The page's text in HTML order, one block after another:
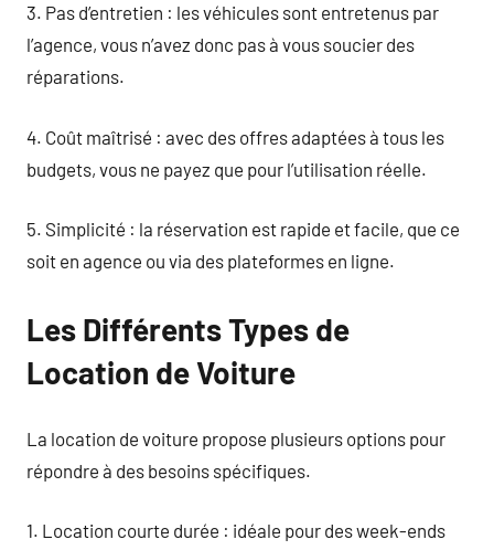
3. Pas d’entretien : les véhicules sont entretenus par
l’agence, vous n’avez donc pas à vous soucier des
réparations.
4. Coût maîtrisé : avec des offres adaptées à tous les
budgets, vous ne payez que pour l’utilisation réelle.
5. Simplicité : la réservation est rapide et facile, que ce
soit en agence ou via des plateformes en ligne.
Les Différents Types de
Location de Voiture
La location de voiture propose plusieurs options pour
répondre à des besoins spécifiques.
1. Location courte durée : idéale pour des week-ends